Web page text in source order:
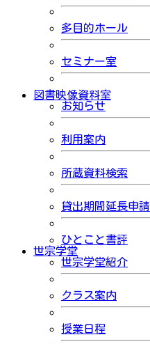
多目的ホール
セミナー室
図書映像資料室
お知らせ
利用案内
所蔵資料検索
貸出期間延長申請
ひとこと書評
世宗学堂
世宗学堂紹介
クラス案内
授業日程